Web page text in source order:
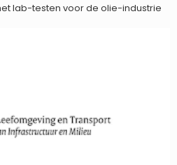
lab-testen voor de olie-industrie